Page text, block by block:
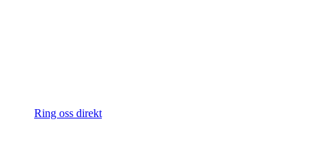
Ring oss direkt